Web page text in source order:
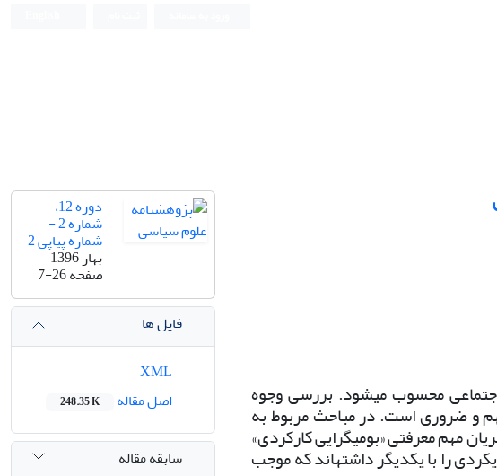
محسوب می­شود. بررسی وجوه
و ضروری است. در مباحث مربوط به
مهم معرفتی «بومی­گرایی کارکردی»
را با یکدیگر داشته­اند که موجب
دوره 12،
شماره 2 -
شماره پیاپی 2
بهار 1396
صفحه7-26
فایل ها
اصل مقاله
248.35 K
سابقه مقاله